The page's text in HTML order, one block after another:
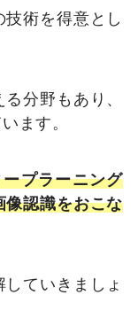
術を得意とし
分野もあり、
ます。
プラーニング
像認識をおこな
ていきましょ